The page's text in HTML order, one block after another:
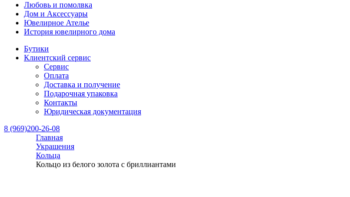
Любовь и помолвка
Дом и Аксессуары
Ювелирное Ателье
История ювелирного дома
Бутики
Клиентский сервис
Сервис
Оплата
Доставка и получение
Подарочная упаковка
Контакты
Юридическая документация
8 (969)200-26-08
Главная
Украшения
Кольца
Кольцо из белого золота с бриллиантами